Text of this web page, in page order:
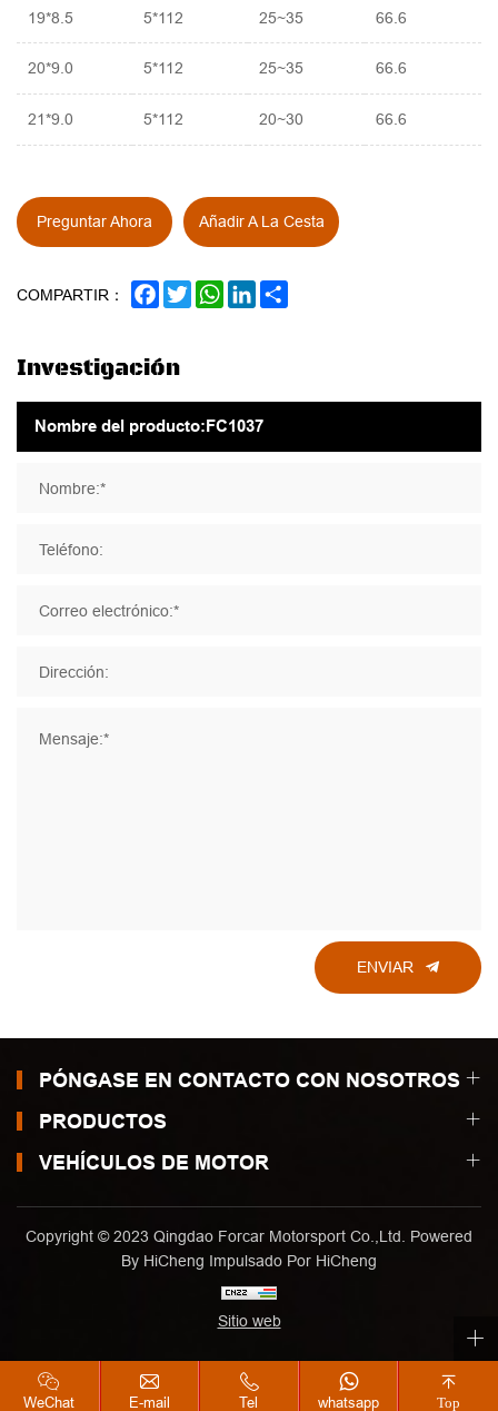
19*8.5 5*112 25~35 66.6
20*9.0 5*112 25~35 66.6
21*9.0 5*112 20~30 66.6
Preguntar Ahora Añadir A La Cesta
COMPARTIR： FACEBOOK
TWITTERWHATSAPP
LINKEDIN
Investigación
Nombre:*
Teléfono:
Correo electrónico:*
Dirección:
Mensaje:*
ENVIAR
PÓNGASE EN CONTACTO CON NOSOTROS
PRODUCTOS
VEHÍCULOS DE MOTOR
Copyright © 2023 Qingdao Forcar Motorsport Co.,Ltd. Powered
By HiCheng Impulsado Por HiCheng
Sitio web
WeChat E-mail Tel whatsapp Top